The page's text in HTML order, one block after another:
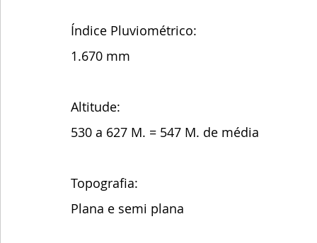
Índice Pluviométrico:
1.670 mm
Altitude:
530 a 627 M. = 547 M. de média
Topografia:
Plana e semi plana